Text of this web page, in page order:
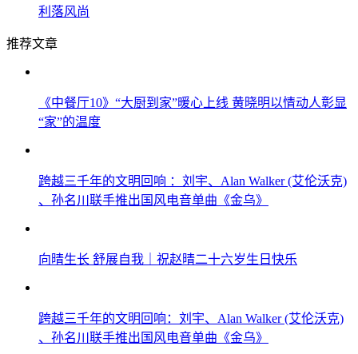
利落风尚
推荐文章
《中餐厅10》“大厨到家”暖心上线 黄晓明以情动人彰显
“家”的温度
跨越三千年的文明回响 ：刘宇、Alan Walker (艾伦沃克)
、孙名川联手推出国风电音单曲《金乌》
向晴生长 舒展自我｜祝赵晴二十六岁生日快乐
跨越三千年的文明回响：刘宇、Alan Walker (艾伦沃克)
、孙名川联手推出国风电音单曲《金乌》